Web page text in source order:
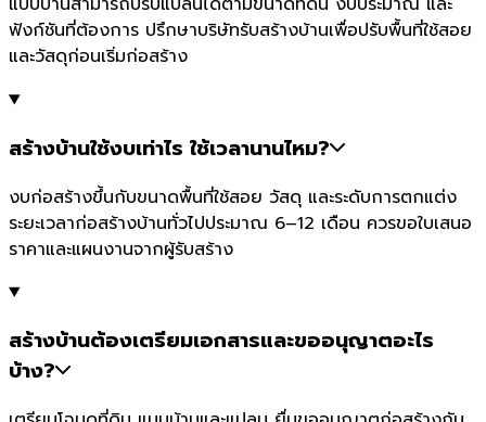
ฟังก์ชันที่ต้องการ ปรึกษาบริษัทรับสร้างบ้านเพื่อปรับพื้นที่ใช้สอย
และวัสดุก่อนเริ่มก่อสร้าง
สร้างบ้านใช้งบเท่าไร ใช้เวลานานไหม?
งบก่อสร้างขึ้นกับขนาดพื้นที่ใช้สอย วัสดุ และระดับการตกแต่ง
ระยะเวลาก่อสร้างบ้านทั่วไปประมาณ 6–12 เดือน ควรขอใบเสนอ
ราคาและแผนงานจากผู้รับสร้าง
สร้างบ้านต้องเตรียมเอกสารและขออนุญาตอะไร
บ้าง?